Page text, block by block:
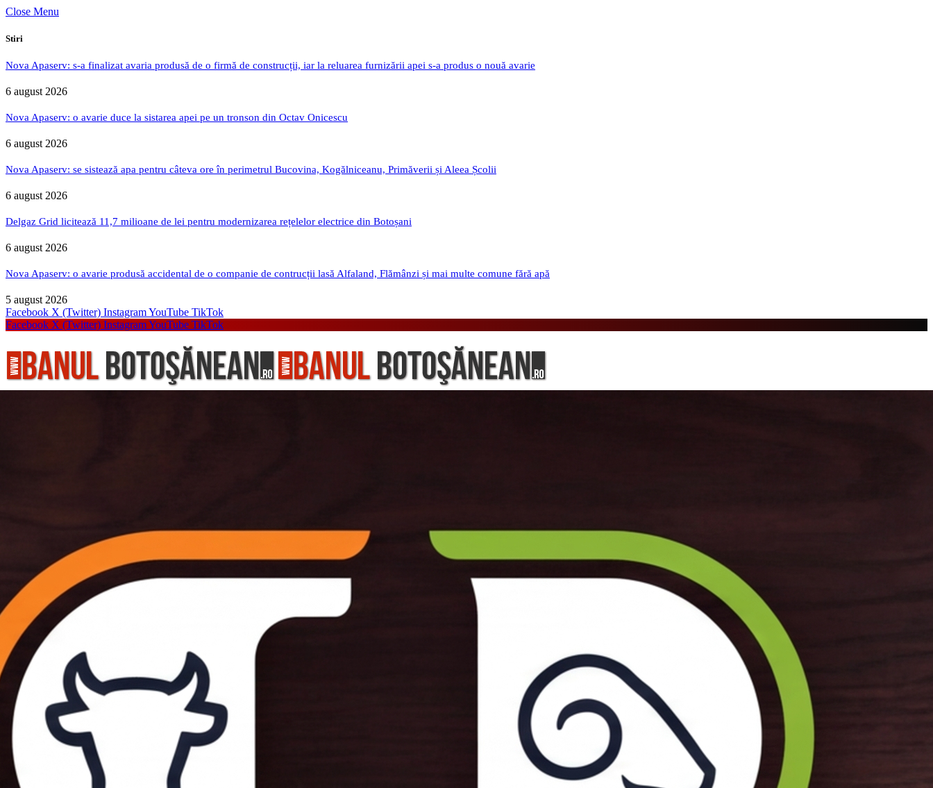
Close Menu
Stiri
Nova Apaserv: s-a finalizat avaria produsă de o firmă de construcții, iar la reluarea furnizării apei s-a produs o nouă avarie
6 august 2026
Nova Apaserv: o avarie duce la sistarea apei pe un tronson din Octav Onicescu
6 august 2026
Nova Apaserv: se sistează apa pentru câteva ore în perimetrul Bucovina, Kogălniceanu, Primăverii și Aleea Școlii
6 august 2026
Delgaz Grid licitează 11,7 milioane de lei pentru modernizarea rețelelor electrice din Botoșani
6 august 2026
Nova Apaserv: o avarie produsă accidental de o companie de contrucții lasă Alfaland, Flămânzi și mai multe comune fără apă
5 august 2026
Facebook X (Twitter) InstagramYouTube TikTok
Facebook X (Twitter) InstagramYouTube TikTok